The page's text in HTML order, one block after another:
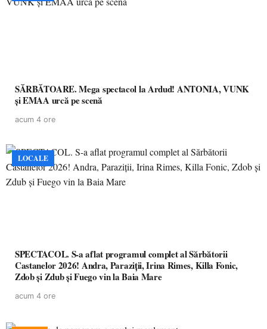
SĂRBĂTOARE. Mega spectacol la Ardud! ANTONIA, VUNK
și EMAA urcă pe scenă
acum 4 ore
LOCALE
SPECTACOL. S-a aflat programul complet al Sărbătorii
Castanelor 2026! Andra, Paraziții, Irina Rimes, Killa Fonic,
Zdob și Zdub și Fuego vin la Baia Mare
acum 4 ore